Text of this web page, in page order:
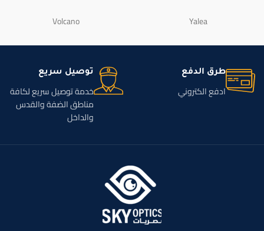
Yalea
Volcano
طرق الدفع
ادفع الكتروني
توصيل سريع
خدمة توصيل سريع لكافة
مناطق الضفة والقدس
والداخل